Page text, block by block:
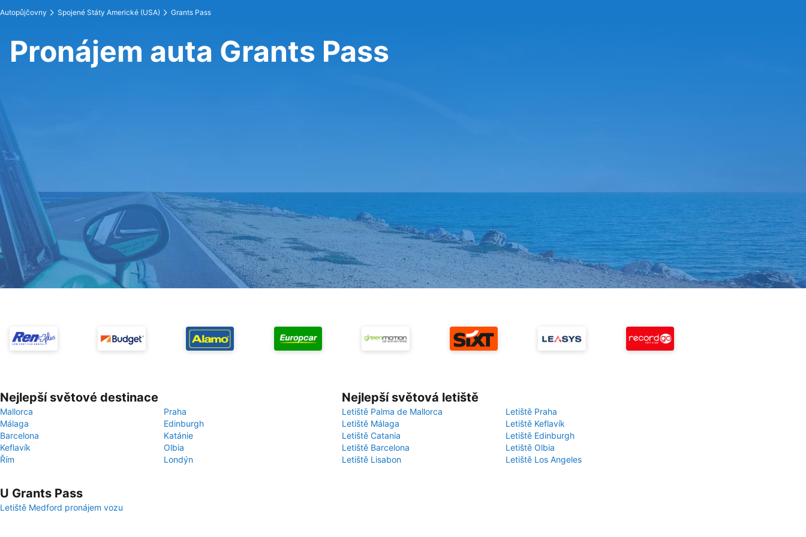
Autopůjčovny Spojené Státy Americké (USA) Grants Pass
Pronájem auta Grants Pass
Nejlepší světové destinace
Mallorca
Praha
Málaga
Edinburgh
Barcelona
Katánie
Keflavík
Olbia
Řím
Londýn
Nejlepší světová letiště
Letiště Palma de Mallorca
Letiště Praha
Letiště Málaga
Letiště Keflavík
Letiště Catania
Letiště Edinburgh
Letiště Barcelona
Letiště Olbia
Letiště Lisabon
Letiště Los Angeles
U Grants Pass
Letiště Medford pronájem vozu